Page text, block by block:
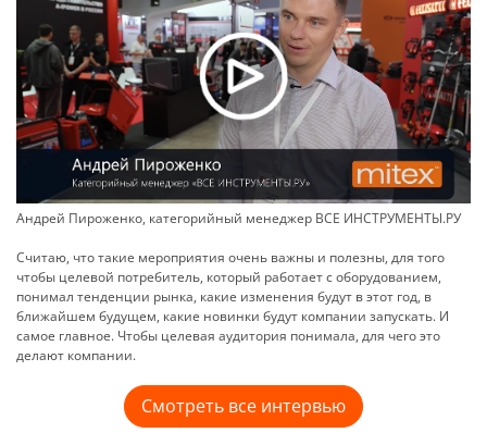
Андрей Пироженко, категорийный менеджер ВСЕ ИНСТРУМЕНТЫ.РУ
Считаю, что такие мероприятия очень важны и полезны, для того
чтобы целевой потребитель, который работает с оборудованием,
понимал тенденции рынка, какие изменения будут в этот год, в
ближайшем будущем, какие новинки будут компании запускать. И
самое главное. Чтобы целевая аудитория понимала, для чего это
делают компании.
Смотреть все интервью